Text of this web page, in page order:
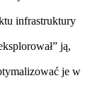
infrastruktury
ją,
je w